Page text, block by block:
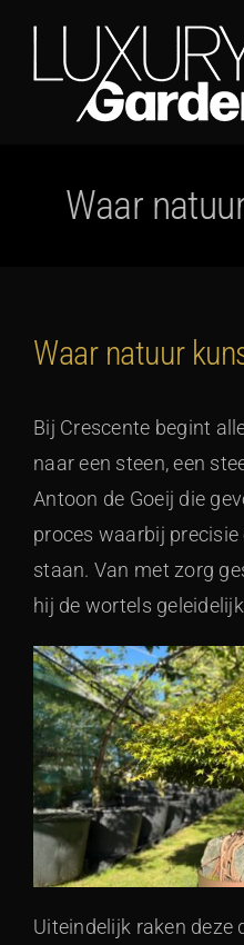
inhoud
Waar
Waar natuur
Bij Crescente begint
naar een steen, een
Antoon de Goeij die
proces waarbij precisie
staan. Van met zorg
hij de wortels
Uiteindelijk raken deze